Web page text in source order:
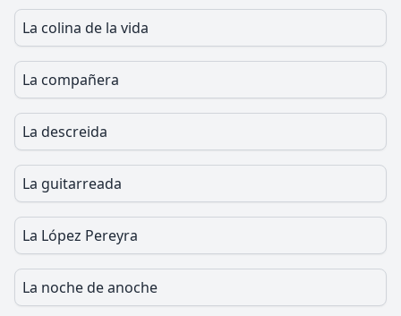
La colina de la vida
La compañera
La descreida
La guitarreada
La López Pereyra
La noche de anoche